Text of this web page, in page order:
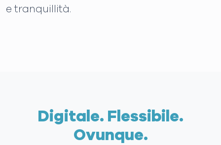
e tranquillità.
Digitale. Flessibile.
Ovunque.